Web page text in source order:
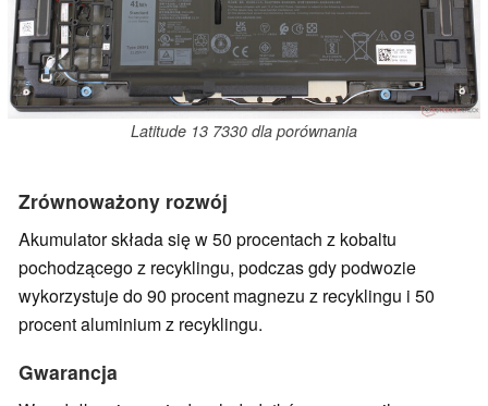
Latitude 13 7330 dla porównania
Zrównoważony rozwój
Akumulator składa się w 50 procentach z kobaltu
pochodzącego z recyklingu, podczas gdy podwozie
wykorzystuje do 90 procent magnezu z recyklingu i 50
procent aluminium z recyklingu.
Gwarancja